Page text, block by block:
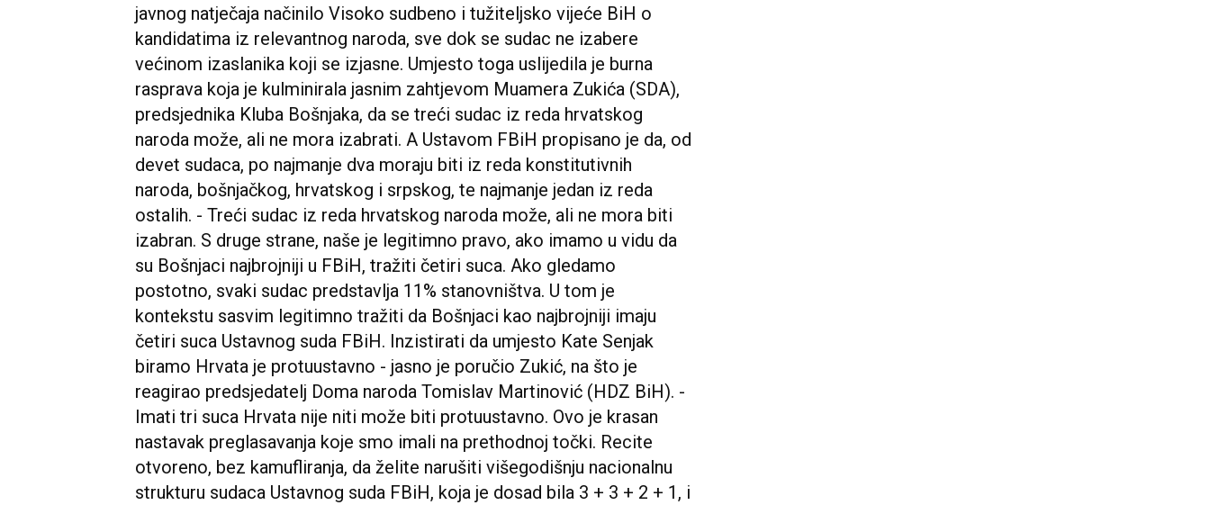
javnog natječaja načinilo Visoko sudbeno i tužiteljsko vijeće BiH o
kandidatima iz relevantnog naroda, sve dok se sudac ne izabere
većinom izaslanika koji se izjasne. Umjesto toga uslijedila je burna
rasprava koja je kulminirala jasnim zahtjevom Muamera Zukića (SDA),
predsjednika Kluba Bošnjaka, da se treći sudac iz reda hrvatskog
naroda može, ali ne mora izabrati. A Ustavom FBiH propisano je da, od
devet sudaca, po najmanje dva moraju biti iz reda konstitutivnih
naroda, bošnjačkog, hrvatskog i srpskog, te najmanje jedan iz reda
ostalih. - Treći sudac iz reda hrvatskog naroda može, ali ne mora biti
izabran. S druge strane, naše je legitimno pravo, ako imamo u vidu da
su Bošnjaci najbrojniji u FBiH, tražiti četiri suca. Ako gledamo
postotno, svaki sudac predstavlja 11% stanovništva. U tom je
kontekstu sasvim legitimno tražiti da Bošnjaci kao najbrojniji imaju
četiri suca Ustavnog suda FBiH. Inzistirati da umjesto Kate Senjak
biramo Hrvata je protuustavno - jasno je poručio Zukić, na što je
reagirao predsjedatelj Doma naroda Tomislav Martinović (HDZ BiH). -
Imati tri suca Hrvata nije niti može biti protuustavno. Ovo je krasan
nastavak preglasavanja koje smo imali na prethodnoj točki. Recite
otvoreno, bez kamufliranja, da želite narušiti višegodišnju nacionalnu
strukturu sudaca Ustavnog suda FBiH, koja je dosad bila 3 + 3 + 2 + 1, i